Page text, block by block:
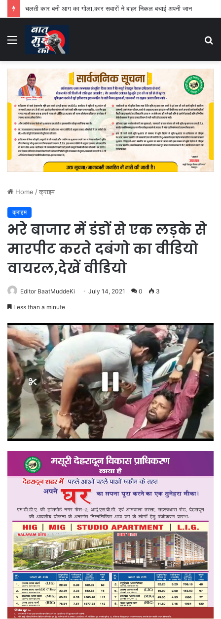
चलती कार बनी आग का गोला,कार सवारों ने बाहर निकल बचाई अपनी जान
Menu
Home /क्राइम
क्राइम
भरे बाजार में डंडों से एक लड़के से
मारपीट करते दबंगो का वीडियो
वायरल,देखें वीडियो
Editor BaatMuddeKi July 14, 2021 0 3
Less than a minute